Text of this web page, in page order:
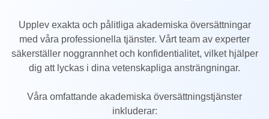
ID
Upplev exakta och pålitliga akademiska översättningar
med våra professionella tjänster. Vårt team av experter
säkerställer noggrannhet och konfidentialitet, vilket hjälper
dig att lyckas i dina vetenskapliga ansträngningar.
Våra omfattande akademiska översättningstjänster
inkluderar: